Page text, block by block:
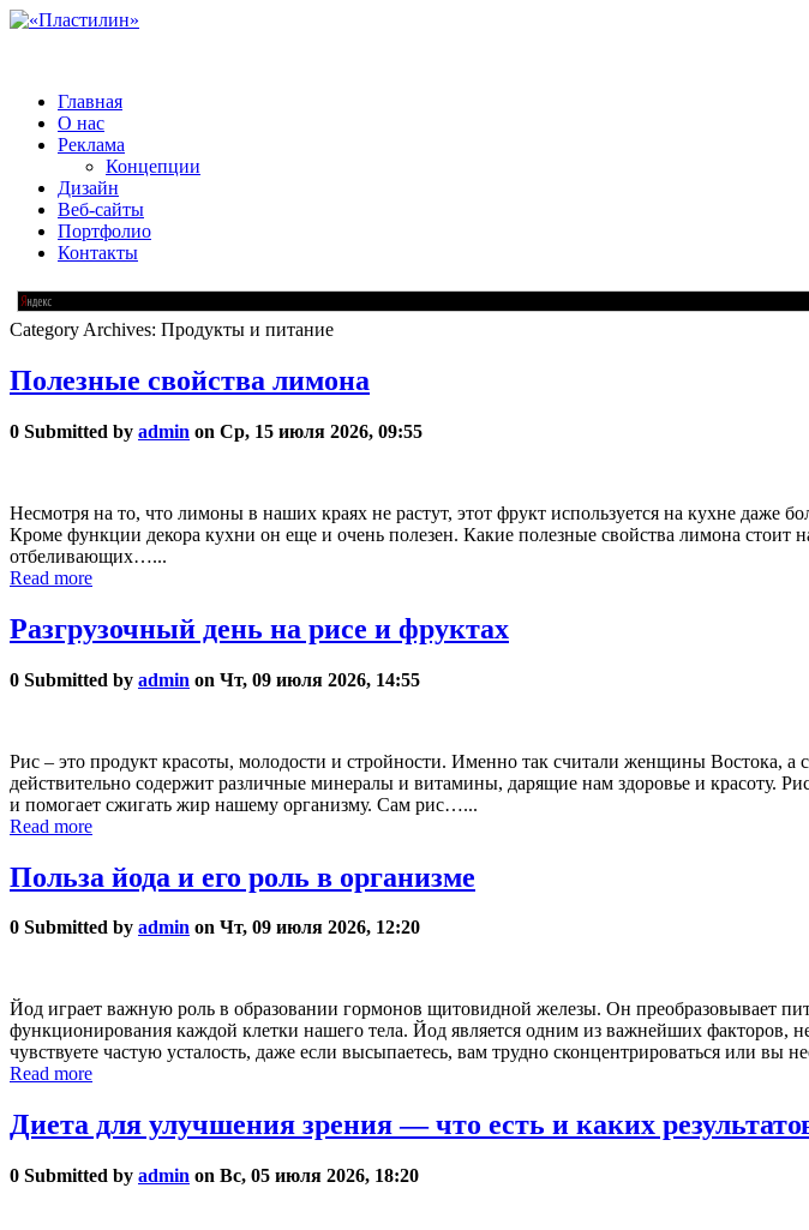
Главная
О нас
Реклама
Концепции
Дизайн
Веб-сайты
Портфолио
Контакты
Category Archives: Продукты и питание
Полезные свойства лимона
0 Submitted by admin on Ср, 15 июля 2026, 09:55
Несмотря на то, что лимоны в наших краях не растут, этот фрукт используется на кухне даже
Кроме функции декора кухни он еще и очень полезен. Какие полезные свойства лимона стоит
отбеливающих…...
Read more
Разгрузочный день на рисе и фруктах
0 Submitted by admin on Чт, 09 июля 2026, 14:55
Рис – это продукт красоты, молодости и стройности. Именно так считали женщины Востока, а
действительно содержит различные минералы и витамины, дарящие нам здоровье и красоту.
и помогает сжигать жир нашему организму. Сам рис…...
Read more
Польза йода и его роль в организме
0 Submitted by admin on Чт, 09 июля 2026, 12:20
Йод играет важную роль в образовании гормонов щитовидной железы. Он преобразовывает
функционирования каждой клетки нашего тела. Йод является одним из важнейших факторов,
чувствуете частую усталость, даже если высыпаетесь, вам трудно сконцентрироваться или вы
Read more
Диета для улучшения зрения — что есть и каких
0 Submitted by admin on Вс, 05 июля 2026, 18:20